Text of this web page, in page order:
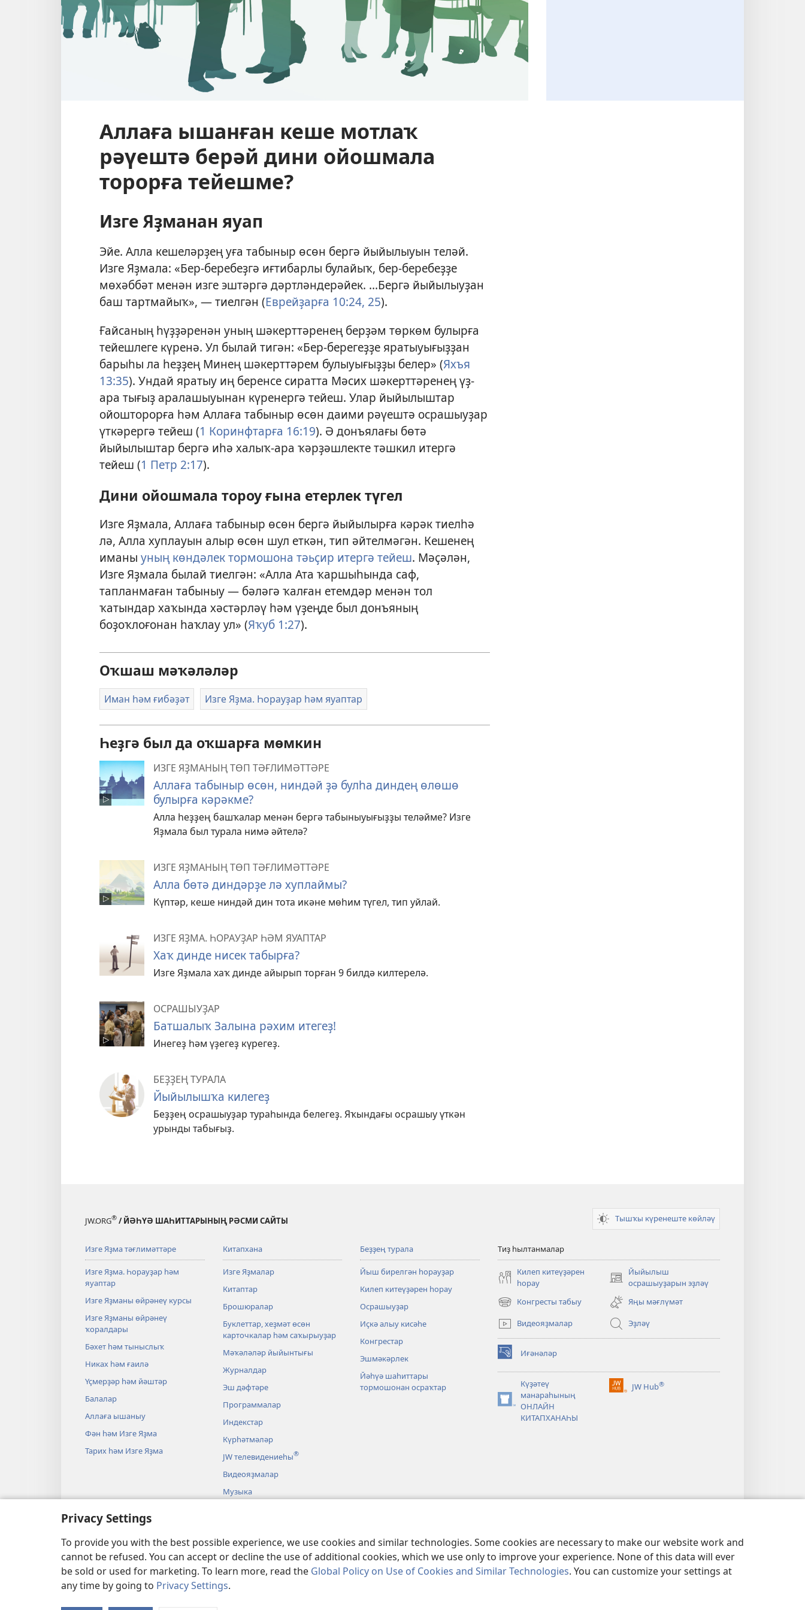
Privacy Settings
To provide you with the best possible experience, we use cookies and similar technologies. Some cookies are necessary to make our website work and
cannot be refused. You can accept or decline the use of additional cookies, which we use only to improve your experience. None of this data will ever
be sold or used for marketing. To learn more, read the Global Policy on Use of Cookies and Similar Technologies. You can customize your settings at
any time by going to Privacy Settings.
Аллаға ышанған кеше мотлаҡ
рәүештә берәй дини ойошмала
торорға тейешме?
Изге Яҙманан яуап
Эйе. Алла кешеләрҙең уға табыныр өсөн бергә йыйылыуын теләй.
Изге Яҙмала: «Бер-беребеҙгә иғтибарлы булайыҡ, бер-беребеҙҙе
мөхәббәт менән изге эштәргә дәртләндерәйек. ...Бергә йыйылыуҙан
баш тартмайыҡ», — тиелгән (Еврейҙарға 10:24, 25).
Ғайсаның һүҙҙәренән уның шәкерттәренең берҙәм төркөм булырға
тейешлеге күренә. Ул былай тигән: «Бер-берегеҙҙе яратыуығыҙҙан
барыһы ла һеҙҙең Минең шәкерттәрем булыуығыҙҙы белер» (Яхъя
13:35). Ундай яратыу иң беренсе сиратта Мәсих шәкерттәренең үҙ-
ара тығыҙ аралашыуынан күренергә тейеш. Улар йыйылыштар
ойошторорға һәм Аллаға табыныр өсөн даими рәүештә осрашыуҙар
үткәрергә тейеш (1 Коринфтарға 16:19). Ә донъялағы бөтә
йыйылыштар бергә иһә халыҡ-ара ҡәрҙәшлекте тәшкил итергә
тейеш (1 Петр 2:17).
Дини ойошмала тороу ғына етерлек түгел
Изге Яҙмала, Аллаға табыныр өсөн бергә йыйылырға кәрәк тиелһә
лә, Алла хуплауын алыр өсөн шул еткән, тип әйтелмәгән. Кешенең
иманы уның көндәлек тормошона тәьҫир итергә тейеш. Мәҫәлән,
Изге Яҙмала былай тиелгән: «Алла Ата ҡаршыһында саф,
тапланмаған табыныу — бәләгә ҡалған етемдәр менән тол
ҡатындар хаҡында хәстәрләү һәм үҙеңде был донъяның
боҙоҡлоғонан һаҡлау ул» (Яҡуб 1:27).
Оҡшаш мәҡәләләр
Иман һәм ғибәҙәт Изге Яҙма. Һорауҙар һәм яуаптар
Һеҙгә был да оҡшарға мөмкин
ИЗГЕ ЯҘМАНЫҢ ТӨП ТӘҒЛИМӘТТӘРЕ
Аллаға табыныр өсөн, ниндәй ҙә булһа диндең өлөшө
булырға кәрәкме?
Алла һеҙҙең башҡалар менән бергә табыныуығыҙҙы теләйме? Изге
Яҙмала был турала нимә әйтелә?
ИЗГЕ ЯҘМАНЫҢ ТӨП ТӘҒЛИМӘТТӘРЕ
Алла бөтә диндәрҙе лә хуплаймы?
Күптәр, кеше ниндәй дин тота икәне мөһим түгел, тип уйлай.
ИЗГЕ ЯҘМА. ҺОРАУҘАР ҺӘМ ЯУАПТАР
Хаҡ динде нисек табырға?
Изге Яҙмала хаҡ динде айырып торған 9 билдә килтерелә.
ОСРАШЫУҘАР
Батшалыҡ Залына рәхим итегеҙ!
Инегеҙ һәм үҙегеҙ күрегеҙ.
БЕҘҘЕҢ ТУРАЛА
Йыйылышҡа килегеҙ
Беҙҙең осрашыуҙар тураһында белегеҙ. Яҡындағы осрашыу үткән
урынды табығыҙ.
JW.ORG® / ЙӘҺҮӘ ШАҺИТТАРЫНЫҢ РӘСМИ САЙТЫ Тышҡы күренеште көйләү
Изге Яҙма тәғлимәттәре
Изге Яҙма. Һорауҙар һәм
яуаптар
Изге Яҙманы өйрәнеү курсы
Изге Яҙманы өйрәнеү
ҡоралдары
Бәхет һәм тыныслыҡ
Никах һәм ғаилә
Үҫмерҙәр һәм йәштәр
Балалар
Аллаға ышаныу
Фән һәм Изге Яҙма
Тарих һәм Изге Яҙма
Китапхана
Изге Яҙмалар
Китаптар
Брошюралар
Буклеттар, хеҙмәт өсөн
карточкалар һәм саҡырыуҙар
Мәҡәләләр йыйынтығы
Журналдар
Эш дәфтәре
Программалар
Индекстар
Күрһәтмәләр
JW телевидениеһы®
Видеояҙмалар
Музыка
Аудиопостановкалар
Беҙҙең турала
Йыш бирелгән һорауҙар
Килеп китеүҙәрен һорау
Осрашыуҙар
Иҫкә алыу кисәһе
Конгрестар
Эшмәкәрлек
Йәһүә шаһиттары
тормошонан осраҡтар
Тиҙ һылтанмалар
Килеп китеүҙәрен
һорау
Йыйылыш
осрашыуҙарын эҙләү
(opens
new
window)
Конгресты табыу
(opens
new
window)
Яңы мәғлүмәт
Видеояҙмалар
Эҙләү
Иғәнәләр
(opens
new
window)Күҙәтеү
манараһының
ОНЛАЙН
КИТАПХАНАҺЫ
(opens
JW Hub®
(opens
Copyright© 2026 Watch Tower Bible and Tract Society of Pennsylvania.